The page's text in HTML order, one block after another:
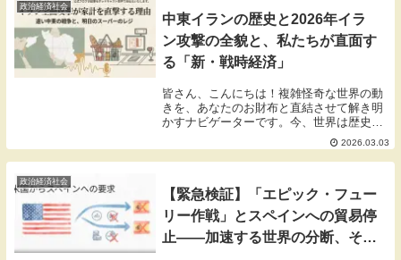
政治経済社会
中東イランの歴史と2026年イラ
ン攻撃の全貌と、私たちが直面す
る「新・戦時経済」
皆さん、こんにちは！複雑怪奇な世界の動
きを、あなたのお財布と直結させて解き明
かすナビゲーターです。今、世界は歴史の
教科書が書き換わる瞬間に立ち会っていま
す。2026年2月28日、アメリカとイスラエ
ルがイランへ放った大規模共同攻撃。 これ
2026.03.03
政治経済社会
【緊急検証】「エピック・フュー
リー作戦」とスペインへの貿易停
止——加速する世界の分断、その